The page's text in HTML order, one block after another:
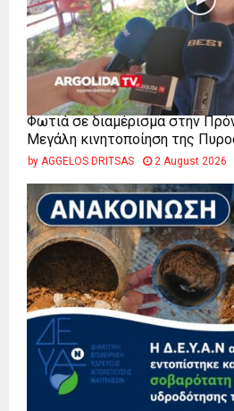
Φωτιά σε διαμέρισμα στην
Μεγάλη κινητοποίηση της
by AGGELOS DRITSAS 2 August 2026